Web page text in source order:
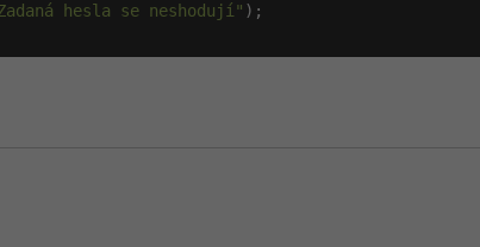
hesla se neshodují" );